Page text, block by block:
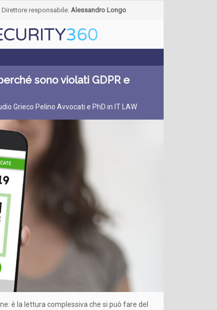
Direttore responsabile: Alessandro Longo
sono violati GDPR e
Grieco Pelino Avvocati e PhD in IT LAW
è la lettura complessiva che si può fare del